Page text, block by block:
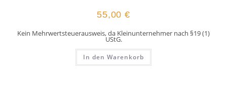
55,00€
Kein Mehrwertsteuerausweis, da Kleinunternehmer nach §19 (1)
UStG.
In den Warenkorb